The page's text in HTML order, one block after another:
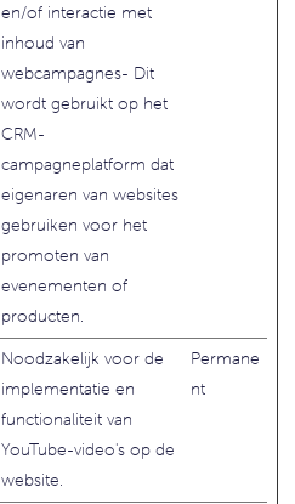
en/of interactie met
inhoud van
webcampagnes- Dit
wordt gebruikt op het
CRM-
campagneplatform dat
eigenaren van websites
gebruiken voor het
promoten van
evenementen of
producten.
Noodzakelijk voor de
implementatie en
functionaliteit van
YouTube-video's op de
website.
Permane
nt